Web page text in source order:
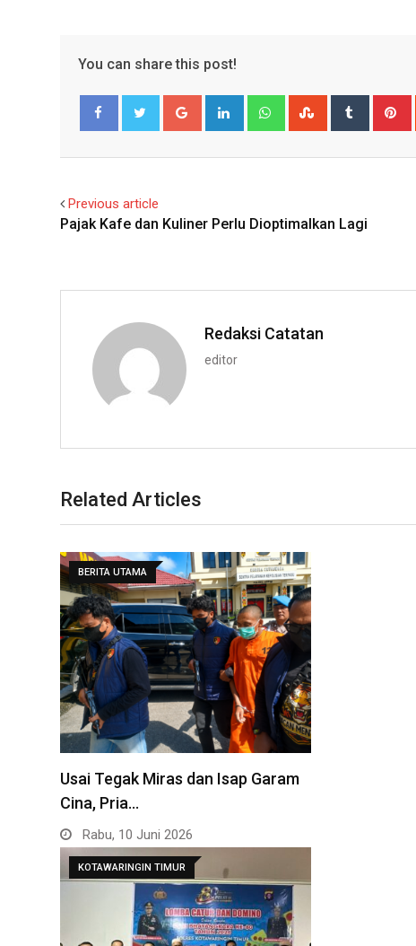
You can share this post!
Google+ LinkedIn WhatsappStumbleUpon
Tumblr
Previous article
Pajak Kafe dan Kuliner Perlu Dioptimalkan Lagi
Redaksi Catatan
editor
Related Articles
BERITA UTAMA
Usai Tegak Miras dan Isap Garam
Cina, Pria…
Rabu, 10 Juni 2026
KOTAWARINGIN TIMUR